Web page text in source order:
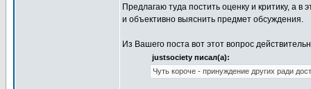
Предлагаю туда постить оценку и критику, а
и объективно выяснить предмет обсуждения.
Из Вашего поста вот этот вопрос
justsociety писал(а):
Чуть короче - принуждение других ради